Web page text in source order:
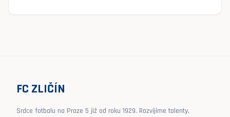
FC ZLIČÍN
Srdce fotbalu na Praze 5 již od roku 1929. Rozvíjíme talenty,